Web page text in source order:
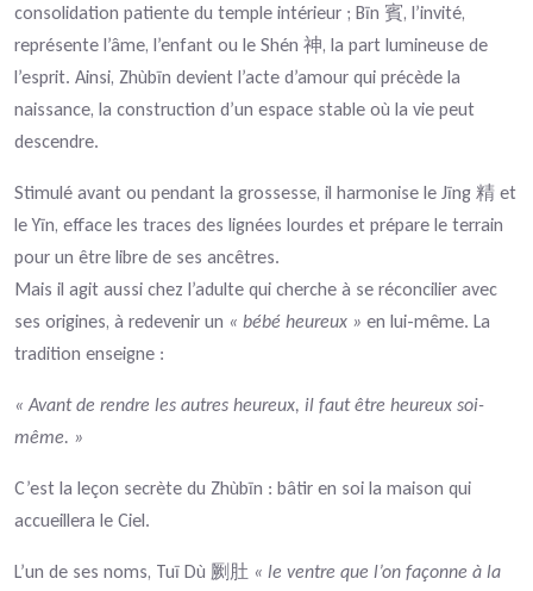
consolidation patiente du temple intérieur ; Bīn 賓, l’invité,
représente l’âme, l’enfant ou le Shén 神, la part lumineuse de
l’esprit. Ainsi, Zhùbīn devient l’acte d’amour qui précède la
naissance, la construction d’un espace stable où la vie peut
descendre.
Stimulé avant ou pendant la grossesse, il harmonise le Jīng 精 et
le Yīn, efface les traces des lignées lourdes et prépare le terrain
pour un être libre de ses ancêtres.
Mais il agit aussi chez l’adulte qui cherche à se réconcilier avec
ses origines, à redevenir un « bébé heureux » en lui-même. La
tradition enseigne :
« Avant de rendre les autres heureux, il faut être heureux soi-
même. »
C’est la leçon secrète du Zhùbīn : bâtir en soi la maison qui
accueillera le Ciel.
L’un de ses noms, Tuī Dù 劂肚 « le ventre que l’on façonne à la